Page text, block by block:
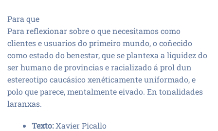
Para que
Para reflexionar sobre o que necesitamos como
clientes e usuarios do primeiro mundo, o coñecido
como estado do benestar, que se plantexa a liquidez do
ser humano de provincias e racializado á prol dun
estereotipo caucásico xenéticamente uniformado, e
polo que parece, mentalmente eivado. En tonalidades
laranxas.
Texto:Xavier Picallo